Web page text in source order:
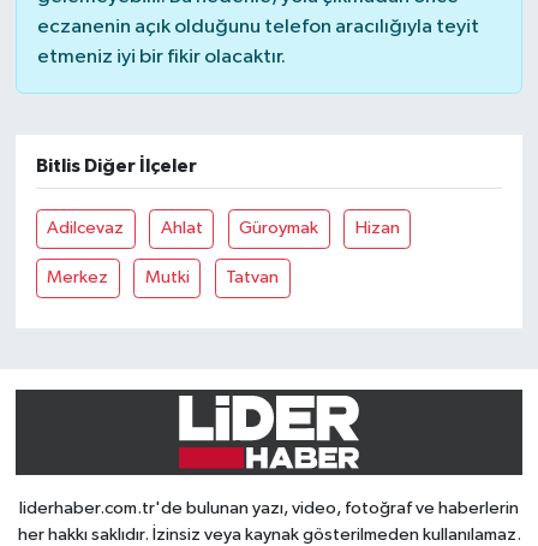
eczanenin açık olduğunu telefon aracılığıyla teyit
etmeniz iyi bir fikir olacaktır.
Bitlis Diğer İlçeler
Adilcevaz Ahlat Güroymak Hizan
Merkez Mutki Tatvan
liderhaber.com.tr'de bulunan yazı, video, fotoğraf ve haberlerin
her hakkı saklıdır. İzinsiz veya kaynak gösterilmeden kullanılamaz.